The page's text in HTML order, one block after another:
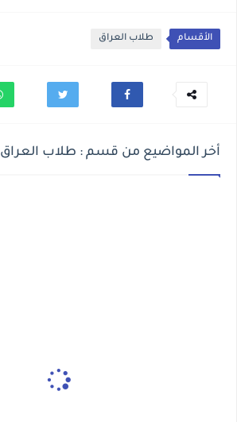
الأقسام طلاب العراق
أخر المواضيع من قسم : طلاب العراق